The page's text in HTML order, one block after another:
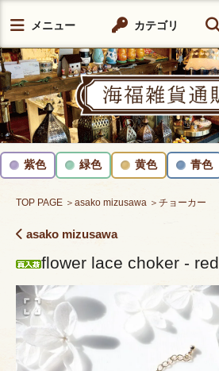
メニュー カテゴリ
紫色 緑色 黄色 青色
TOP PAGE ＞asako mizusawa ＞チョーカー
asako mizusawa
flower lace choker - red